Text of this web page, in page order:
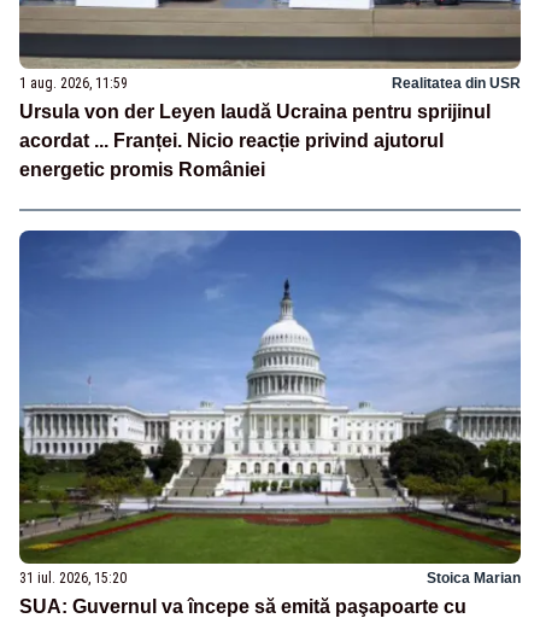
1 aug. 2026, 11:59 Realitatea din USR
Ursula von der Leyen laudă Ucraina pentru sprijinul
acordat ... Franței. Nicio reacție privind ajutorul
energetic promis României
31 iul. 2026, 15:20 Stoica Marian
SUA: Guvernul va începe să emită paşapoarte cu